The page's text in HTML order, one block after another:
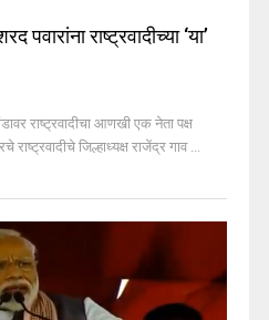
पवारांना राष्ट्रवादीच्या ‘या’
राष्ट्रवादीचा आणखी एक नेता पक्ष
जिल्हाध्यक्ष राजेंद्र गाव ...